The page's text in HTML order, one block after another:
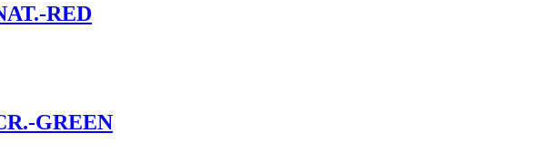
RED
GREEN